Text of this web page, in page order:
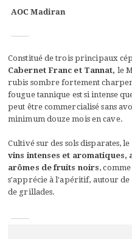
AOC Madiran
Constitué de trois principaux
Cabernet Franc et Tannat, le
rubis sombre fortement
fougue tannique est si intense
peut être commercialisé sans
minimum douze mois en cave.
Cultivé sur des sols disparates,
vins intenses et aromatiques,
arômes de fruits noirs,
s'apprécie à l'apéritif, autour de
de grillades.